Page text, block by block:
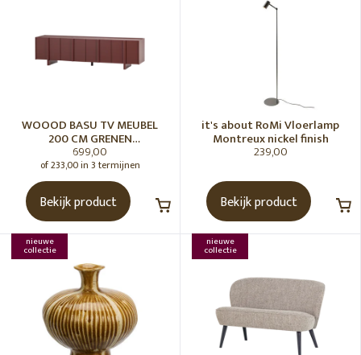
WOOOD BASU TV MEUBEL
200 CM GRENEN
BORDEAUXROOD [fsc]
699,00
of 233,00 in 3 termijnen
Bekijk product
it's about RoMi Vloerlamp
Montreux nickel finish
239,00
Bekijk product
nieuwe
collectie
nieuwe
collectie